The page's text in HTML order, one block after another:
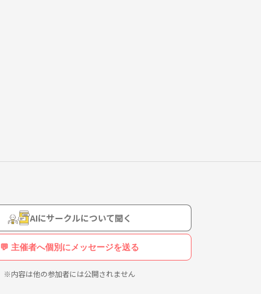
AIにサークルについて聞く
💬 主催者へ個別にメッセージを送る
※内容は他の参加者には公開されません